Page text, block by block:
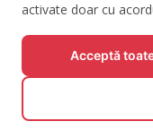
© Toate
activate doar cu
Acceptă